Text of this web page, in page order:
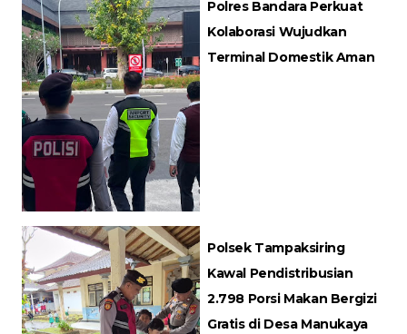
Polres Bandara Perkuat
Kolaborasi Wujudkan
Terminal Domestik Aman
Polsek Tampaksiring
Kawal Pendistribusian
2.798 Porsi Makan Bergizi
Gratis di Desa Manukaya